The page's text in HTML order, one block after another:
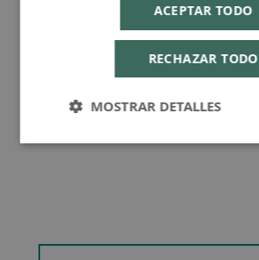
ACEPTAR TODO
RECHAZAR TODO
MOSTRAR DETALLES